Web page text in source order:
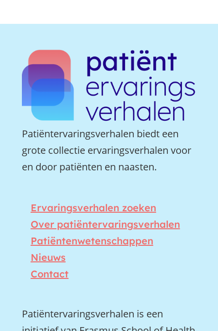
Patiëntervaringsverhalen biedt een
grote collectie ervaringsverhalen voor
en door patiënten en naasten.
Ervaringsverhalen zoeken
Over patiëntervaringsverhalen
Patiëntenwetenschappen
Nieuws
Contact
Patiëntervaringsverhalen is een